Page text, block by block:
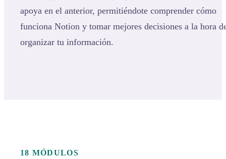
apoya en el anterior, permitiéndote comprender cómo
funciona Notion y tomar mejores decisiones a la hora
organizar tu información.
18 MÓDULOS